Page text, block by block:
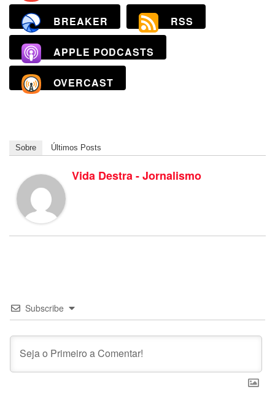
BREAKER RSS
APPLE PODCASTS
OVERCAST
Sobre Últimos Posts
Vida Destra - Jornalismo
Subscribe